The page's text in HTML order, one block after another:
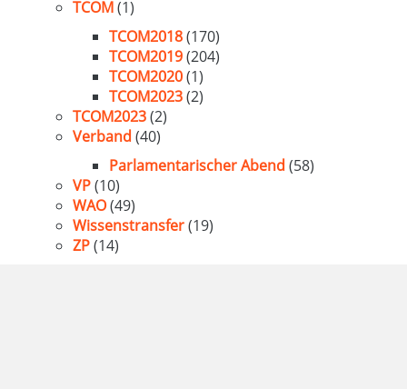
TCOM(1)
TCOM2018(170)
TCOM2019(204)
TCOM2020(1)
TCOM2023(2)
TCOM2023(2)
Verband (40)
Parlamentarischer Abend (58)
VP(10)
WAO(49)
Wissenstransfer(19)
ZP(14)